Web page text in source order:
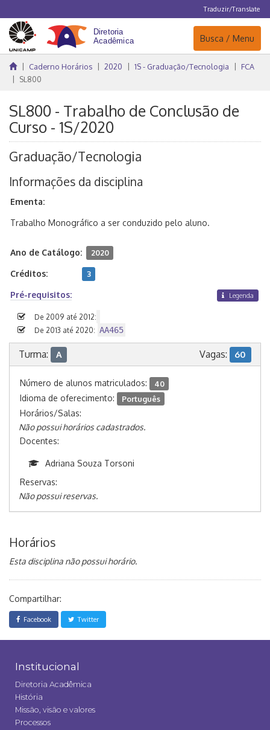
Traduzir/Translate
Navegação
Busca / Menu
Caderno Horários 2020 1S - Graduação/Tecnologia
FCA
SL800
SL800 - Trabalho de Conclusão de
Curso - 1S/2020
Graduação/Tecnologia
Informações da disciplina
Ementa:
Trabalho Monográfico a ser conduzido pelo aluno.
Ano de Catálogo: 2020
Créditos: 3
Pré-requisitos: Legenda
De 2009 até 2012:
De 2013 até 2020: AA465
Turma: A Vagas: 60
Número de alunos matriculados: 40
Idioma de oferecimento: Português
Horários/Salas:
Não possui horários cadastrados.
Docentes:
Adriana Souza Torsoni
Reservas:
Não possui reservas.
Horários
Esta disciplina não possui horário.
Compartilhar:
Facebook Twitter
Institucional
Diretoria Acadêmica
História
Missão, visão e valores
Processos